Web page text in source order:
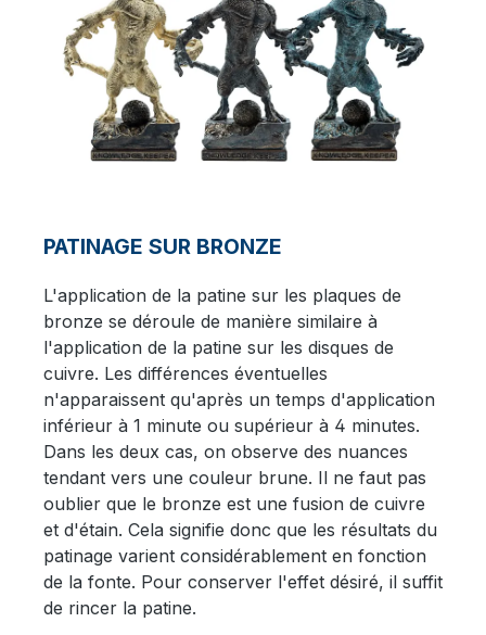
PATINAGE SUR BRONZE
L'application de la patine sur les plaques de
bronze se déroule de manière similaire à
l'application de la patine sur les disques de
cuivre. Les différences éventuelles
n'apparaissent qu'après un temps d'application
inférieur à 1 minute ou supérieur à 4 minutes.
Dans les deux cas, on observe des nuances
tendant vers une couleur brune. Il ne faut pas
oublier que le bronze est une fusion de cuivre
et d'étain. Cela signifie donc que les résultats du
patinage varient considérablement en fonction
de la fonte. Pour conserver l'effet désiré, il suffit
de rincer la patine.